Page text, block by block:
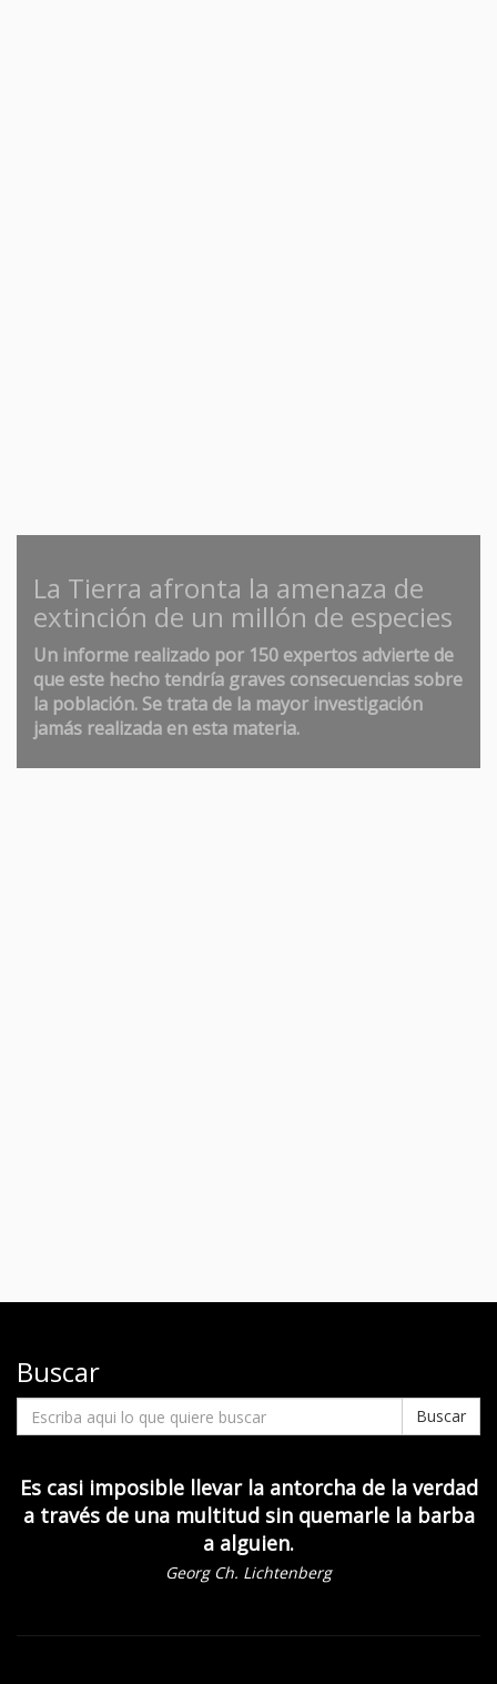
La Tierra afronta la amenaza de
extinción de un millón de especies
Un informe realizado por 150 expertos advierte de
que este hecho tendría graves consecuencias sobre
la población. Se trata de la mayor investigación
jamás realizada en esta materia.
Buscar
Buscar
Es casi imposible llevar la antorcha de la verdad
a través de una multitud sin quemarle la barba
a alguien.
Georg Ch. Lichtenberg